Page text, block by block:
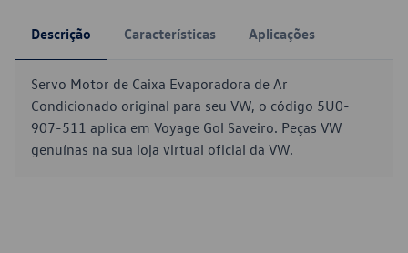
Descrição Características Aplicações
Servo Motor de Caixa Evaporadora de Ar
Condicionado original para seu VW, o código 5U0-
907-511 aplica em Voyage Gol Saveiro. Peças VW
genuínas na sua loja virtual oficial da VW.